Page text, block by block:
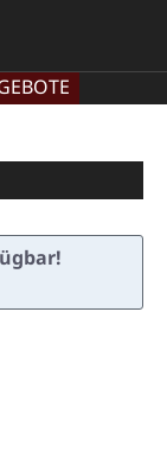
Der